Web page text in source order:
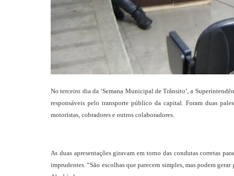
No terceiro dia da ‘Semana Municipal de Trânsito’, a
responsáveis pelo transporte público da capital. Foram duas
motoristas, cobradores e outros colaboradores.
As duas apresentações giravam em torno das condutas corretas
imprudentes. “São escolhas que parecem simples, mas podem